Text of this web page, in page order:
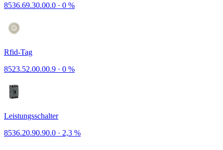
8536.69.30.00.0 · 0 %
Rfid-Tag
8523.52.00.00.9 · 0 %
Leistungsschalter
8536.20.90.90.0 · 2,3 %